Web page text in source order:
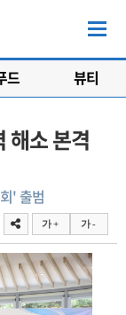
드 뷰티
해소 본격
' 출범
가 + 가 -